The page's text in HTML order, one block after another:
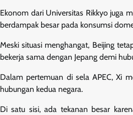
Ekonom dari Universitas Rikkyo juga
berdampak besar pada konsumsi
Meski situasi menghangat, Beijing
bekerja sama dengan Jepang demi
Dalam pertemuan di sela APEC, Xi
hubungan kedua negara.
Di satu sisi, ada tekanan besar